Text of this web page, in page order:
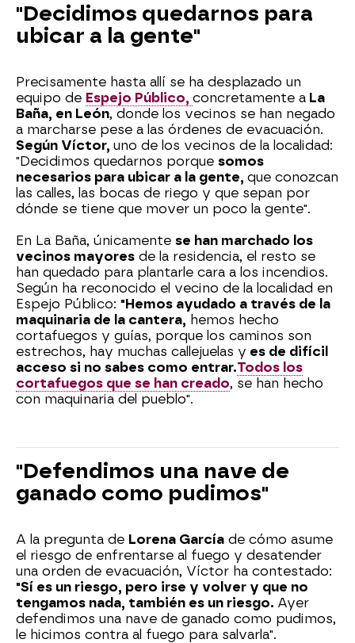
"Decidimos quedarnos para
ubicar a la gente"
Precisamente hasta allí se ha desplazado un
equipo de Espejo Público, concretamente a La
Baña, en León, donde los vecinos se han negado
a marcharse pese a las órdenes de evacuación.
Según Víctor, uno de los vecinos de la localidad:
"Decidimos quedarnos porque somos
necesarios para ubicar a la gente, que conozcan
las calles, las bocas de riego y que sepan por
dónde se tiene que mover un poco la gente".
En La Baña, únicamente se han marchado los
vecinos mayores de la residencia, el resto se
han quedado para plantarle cara a los incendios.
Según ha reconocido el vecino de la localidad en
Espejo Público: "Hemos ayudado a través de la
maquinaria de la cantera, hemos hecho
cortafuegos y guías, porque los caminos son
estrechos, hay muchas callejuelas y es de difícil
acceso si no sabes como entrar.Todos los
cortafuegos que se han creado, se han hecho
con maquinaria del pueblo".
"Defendimos una nave de
ganado como pudimos"
A la pregunta de Lorena García de cómo asume
el riesgo de enfrentarse al fuego y desatender
una orden de evacuación, Víctor ha contestado:
"Sí es un riesgo, pero irse y volver y que no
tengamos nada, también es un riesgo. Ayer
defendimos una nave de ganado como pudimos,
le hicimos contra al fuego para salvarla".